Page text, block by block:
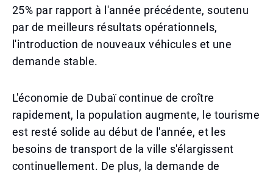
25% par rapport à l'année précédente, soutenu
par de meilleurs résultats opérationnels,
l'introduction de nouveaux véhicules et une
demande stable.
L'économie de Dubaï continue de croître
rapidement, la population augmente, le tourisme
est resté solide au début de l'année, et les
besoins de transport de la ville s'élargissent
continuellement. De plus, la demande de